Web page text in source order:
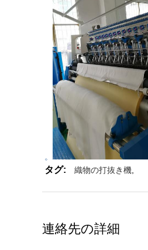
。
タグ: 織物の打抜き機
連絡先の詳細